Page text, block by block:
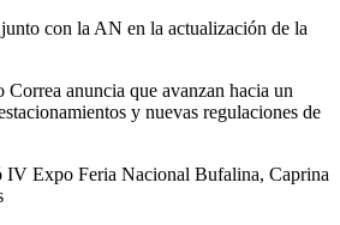
con la AN en la actualización de la
Correa anuncia que avanzan hacia un
y nuevas regulaciones de
IV Expo Feria Nacional Bufalina, Caprina